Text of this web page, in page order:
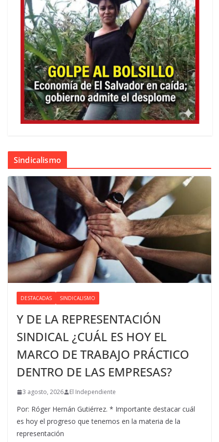
Sindicalismo
DESTACADAS SINDICALISMO
Y DE LA REPRESENTACIÓN
SINDICAL ¿CUÁL ES HOY EL
MARCO DE TRABAJO PRÁCTICO
DENTRO DE LAS EMPRESAS?
3 agosto, 2026 El Independiente
Por: Róger Hernán Gutiérrez. * Importante destacar cuál
es hoy el progreso que tenemos en la materia de la
representación